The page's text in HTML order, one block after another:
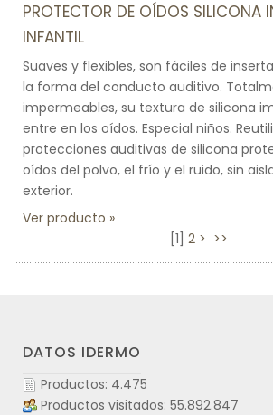
PROTECTOR DE OÍDOS SILICONA
INFANTIL
Suaves y flexibles, son fáciles de
la forma del conducto auditivo.
impermeables, su textura de silicona
entre en los oídos. Especial niños.
protecciones auditivas de silicona
oídos del polvo, el frío y el ruido, sin
exterior.
Ver producto
1 2 > >>
DATOS IDERMO
Productos: 4.475
Productos visitados: 55.892.847